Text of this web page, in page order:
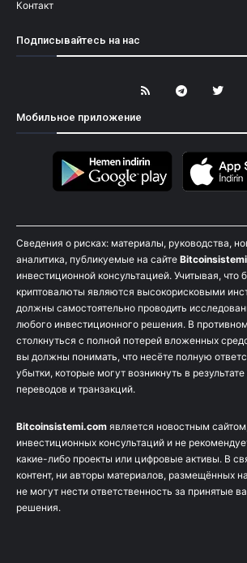
Контакт
Подписывайтесь на нас
Мобильное приложение
Сведения о рисках: материалы, руководства,
аналитика, публикуемые на сайте
инвестиционной консультацией. Учитывая, что
криптовалюты являются высокорисковыми
должны самостоятельно проводить
любого инвестиционного решения. В
столкнуться с полной потерей вложенных
вы должны понимать, что несёте полную
убытки, которые могут возникнуть в
переводов и транзакций.
Bitcoinsistemi.com является новостным
инвестиционных консультаций и не
какие-либо проекты или цифровые активы. В
контент, ни авторы материалов, размещённых на
не могут нести ответственность за принятые
решения.